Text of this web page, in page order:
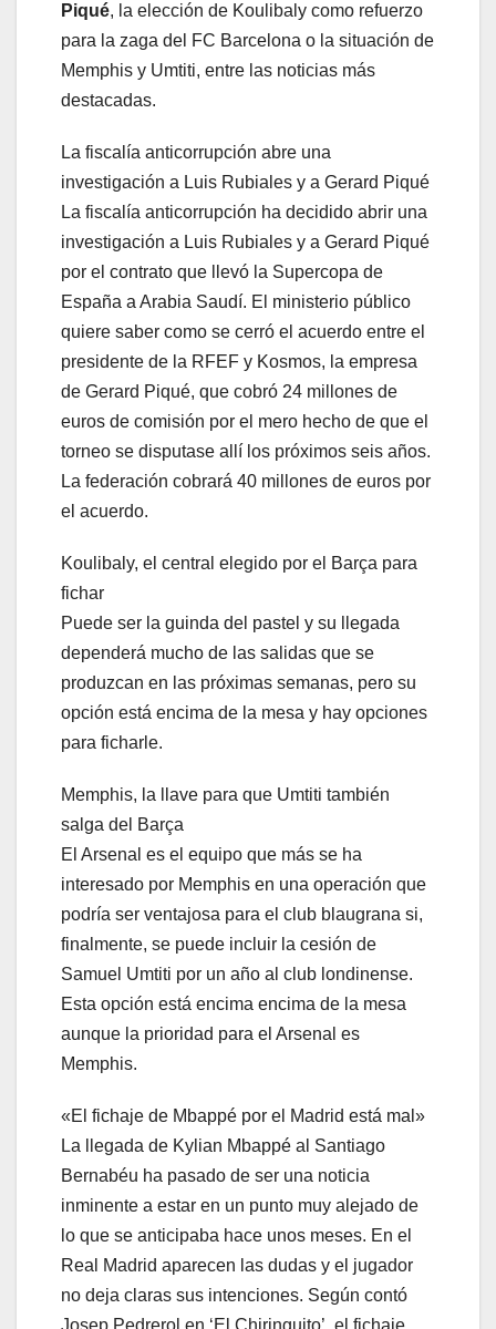
Piqué, la elección de Koulibaly como refuerzo
para la zaga del FC Barcelona o la situación de
Memphis y Umtiti, entre las noticias más
destacadas.
La fiscalía anticorrupción abre una
investigación a Luis Rubiales y a Gerard Piqué
La fiscalía anticorrupción ha decidido abrir una
investigación a Luis Rubiales y a Gerard Piqué
por el contrato que llevó la Supercopa de
España a Arabia Saudí. El ministerio público
quiere saber como se cerró el acuerdo entre el
presidente de la RFEF y Kosmos, la empresa
de Gerard Piqué, que cobró 24 millones de
euros de comisión por el mero hecho de que el
torneo se disputase allí los próximos seis años.
La federación cobrará 40 millones de euros por
el acuerdo.
Koulibaly, el central elegido por el Barça para
fichar
Puede ser la guinda del pastel y su llegada
dependerá mucho de las salidas que se
produzcan en las próximas semanas, pero su
opción está encima de la mesa y hay opciones
para ficharle.
Memphis, la llave para que Umtiti también
salga del Barça
El Arsenal es el equipo que más se ha
interesado por Memphis en una operación que
podría ser ventajosa para el club blaugrana si,
finalmente, se puede incluir la cesión de
Samuel Umtiti por un año al club londinense.
Esta opción está encima encima de la mesa
aunque la prioridad para el Arsenal es
Memphis.
«El fichaje de Mbappé por el Madrid está mal»
La llegada de Kylian Mbappé al Santiago
Bernabéu ha pasado de ser una noticia
inminente a estar en un punto muy alejado de
lo que se anticipaba hace unos meses. En el
Real Madrid aparecen las dudas y el jugador
no deja claras sus intenciones. Según contó
Josep Pedrerol en ‘El Chiringuito’, el fichaje